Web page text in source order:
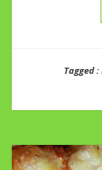
Tagged :